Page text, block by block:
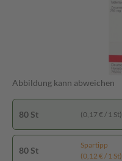
Abbildung kann abweichen
80 St (0,17 € / 1 St)
80 St
Spartipp
(0,12 € / 1 St)